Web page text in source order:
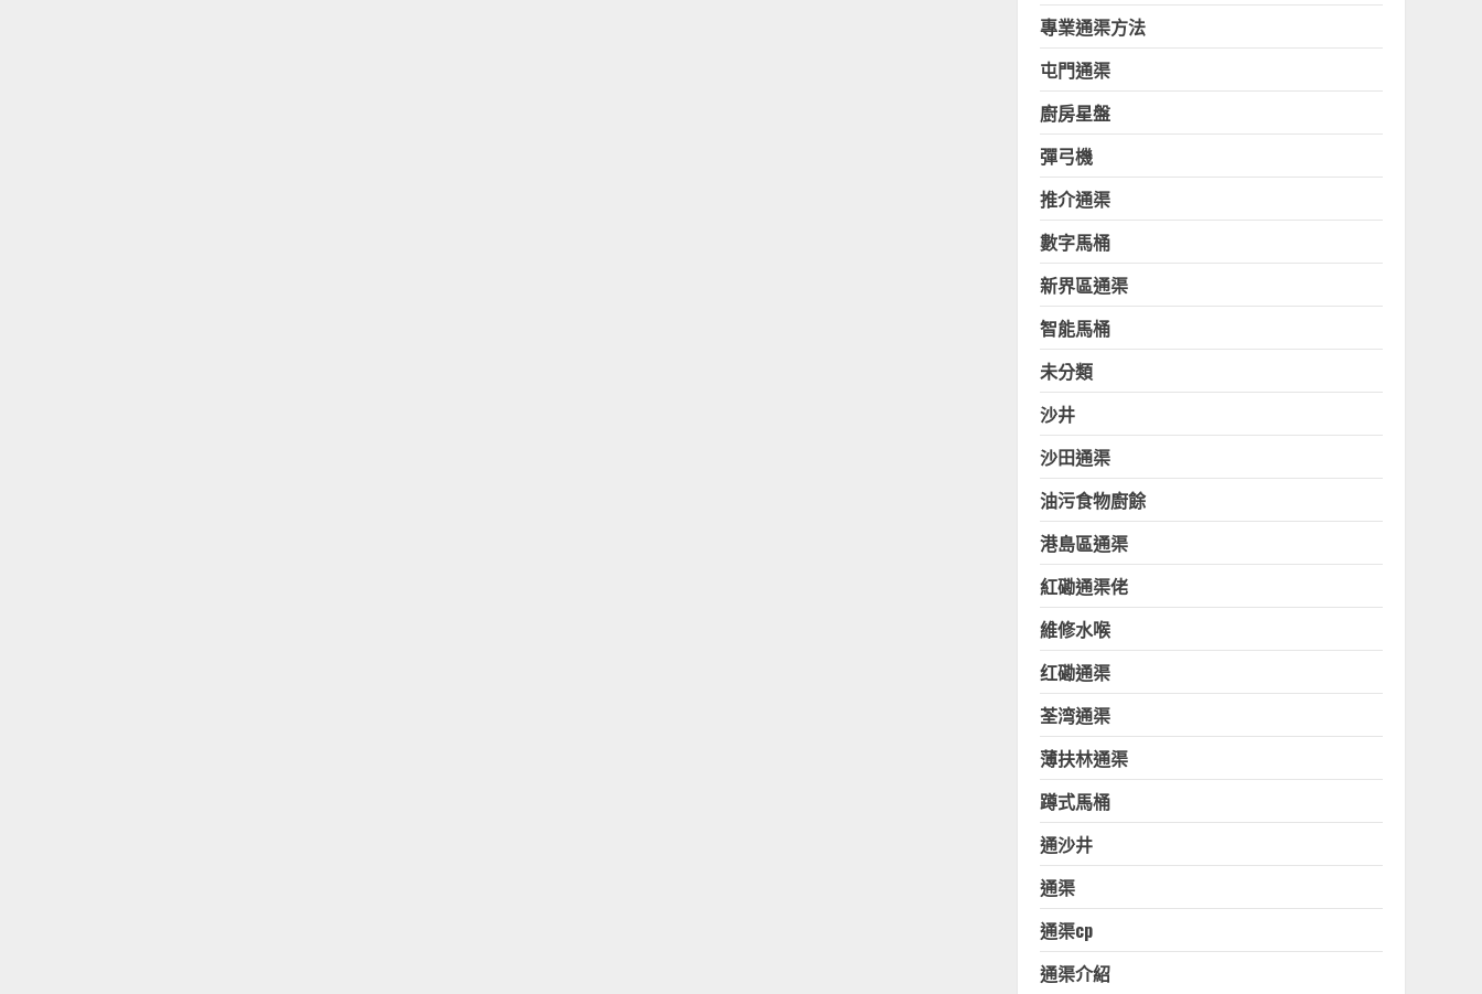
專業通渠方法
屯門通渠
廚房星盤
彈弓機
推介通渠
數字馬桶
新界區通渠
智能馬桶
未分類
沙井
沙田通渠
油污食物廚餘
港島區通渠
紅磡通渠佬
維修水喉
红磡通渠
荃湾通渠
薄扶林通渠
蹲式馬桶
通沙井
通渠
通渠cp
通渠介紹